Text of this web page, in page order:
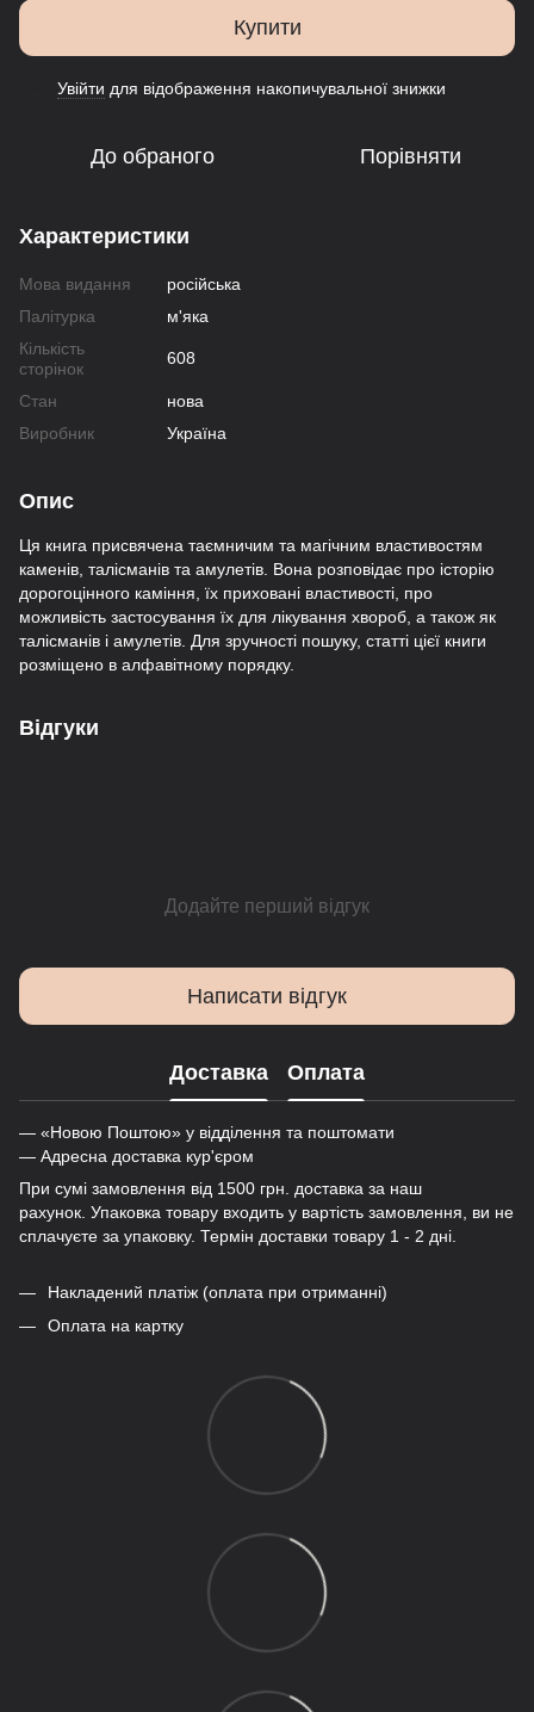
Купити
Увійти для відображення накопичувальної знижки
До обраного Порівняти
Характеристики
Мова видання
російська
Палітурка
м'яка
Кількість
сторінок
608
Стан
нова
Виробник
Україна
Опис
Ця книга присвячена таємничим та магічним властивостям
каменів, талісманів та амулетів. Вона розповідає про історію
дорогоцінного каміння, їх приховані властивості, про
можливість застосування їх для лікування хвороб, а також як
талісманів і амулетів. Для зручності пошуку, статті цієї книги
розміщено в алфавітному порядку.
Відгуки
Додайте перший відгук
Написати відгук
Доставка Оплата
— «Новою Поштою» у відділення та поштомати
— Адресна доставка кур'єром
При сумі замовлення від 1500 грн. доставка за наш
рахунок. Упаковка товару входить у вартість замовлення, ви не
сплачуєте за упаковку. Термін доставки товару 1 - 2 дні.
Накладений платіж (оплата при отриманні)
Оплата на картку